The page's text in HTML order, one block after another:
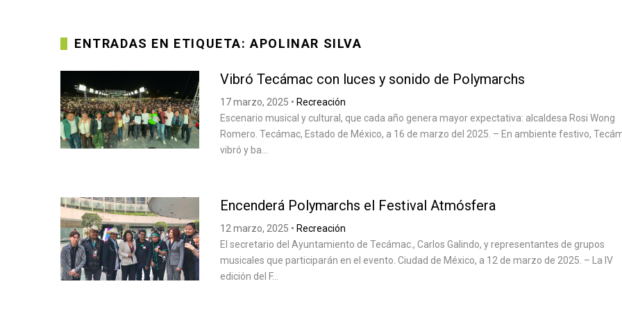
ENTRADAS EN ETIQUETA: APOLINAR SILVA
Vibró Tecámac con luces y sonido de Polymarchs
17 marzo, 2025 • Recreación
Escenario musical y cultural, que cada año genera mayor expectativa: alcaldesa Rosi Wong
Romero. Tecámac, Estado de México, a 16 de marzo del 2025. – En ambiente festivo,
vibró y ba...
Encenderá Polymarchs el Festival Atmósfera
12 marzo, 2025 • Recreación
El secretario del Ayuntamiento de Tecámac., Carlos Galindo, y representantes de grupos
musicales que participarán en el evento. Ciudad de México, a 12 de marzo de 2025. – La IV
edición del F...